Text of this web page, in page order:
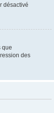
désactivé
que
des